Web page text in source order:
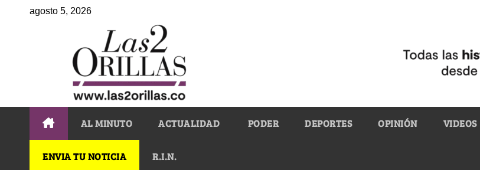
agosto 5, 2026
AL MINUTO ACTUALIDAD PODER DEPORTES OPINIÓN VIDEOS
ENVIA TU NOTICIA R.I.N.